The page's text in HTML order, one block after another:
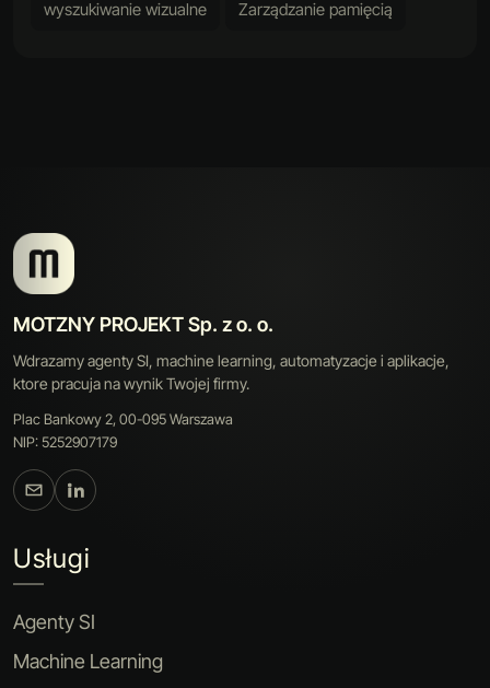
wyszukiwanie wizualne Zarządzanie pamięcią
MOTZNY PROJEKT Sp. z o. o.
Wdrazamy agenty SI, machine learning, automatyzacje i aplikacje,
ktore pracuja na wynik Twojej firmy.
Plac Bankowy 2, 00-095 Warszawa
NIP: 5252907179
Usługi
Agenty SI
Machine Learning